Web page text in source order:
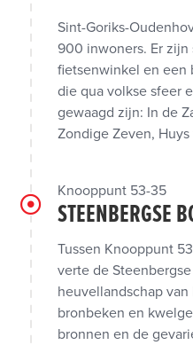
Sint-Goriks-
900 inwoners. Er
fietsenwinkel en een
die qua volkse sfeer
gewaagd zijn: In de
Zondige Zeven,
Knooppunt 53-35
STEENBERGSE
Tussen Knooppunt
verte de
heuvellandschap
bronbeken en
bronnen en de